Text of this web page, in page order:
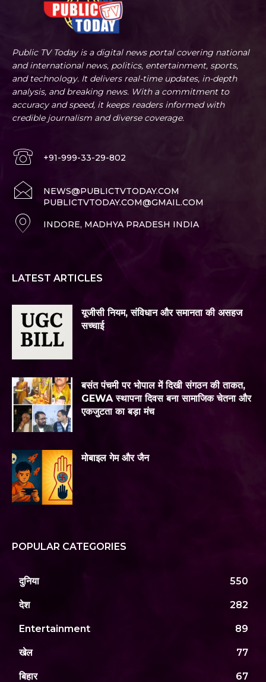
Public TV Today is a digital news portal covering national
and international news, politics, entertainment, sports,
and technology. It delivers real-time updates, in-depth
analysis, and breaking news. With a commitment to
accuracy and speed, it keeps readers informed with
credible journalism and diverse coverage.
+91-999-33-29-802
NEWS@PUBLICTVTODAY.COM
PUBLICTVTODAY.COM@GMAIL.COM
INDORE, MADHYA PRADESH INDIA
LATEST ARTICLES
यूजीसी नियम, संविधान और समानता की असहज
सच्चाई
बसंत पंचमी पर भोपाल में दिखी संगठन की ताकत,
GEWA स्थापना दिवस बना सामाजिक चेतना और
एकजुटता का बड़ा मंच
मोबाइल गेम और जैन
POPULAR CATEGORIES
दुनिया 550
देश 282
Entertainment 89
खेल 77
बिहार 67